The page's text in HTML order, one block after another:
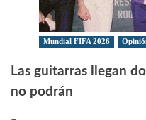
Mundial FIFA 2026
Las guitarras llegan
no podrán